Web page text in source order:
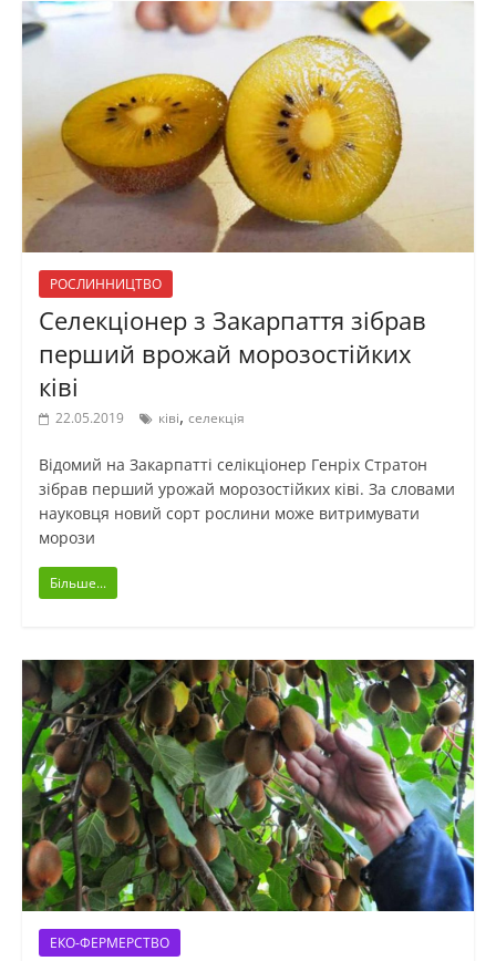
РОСЛИННИЦТВО
Селекціонер з Закарпаття зібрав
перший врожай морозостійких
ківі
22.05.2019 ківі, селекція
Відомий на Закарпатті селікціонер Генріх Стратон
зібрав перший урожай морозостійких ківі. За словами
науковця новий сорт рослини може витримувати
морози
Більше...
ЕКО-ФЕРМЕРСТВО